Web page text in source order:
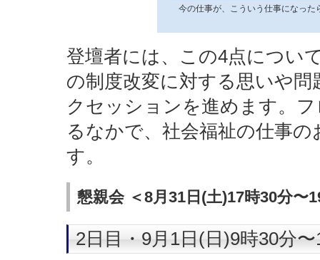
今の仕事が、こういう仕事になった
登壇者には、この4点につい
の制度改変に対する思いや
クセッションを進めます。
るなかで、社会福祉の仕事
す。
懇親会 ＜8月31日(土)17時30分〜
2日目・9月1日(日)9時30分